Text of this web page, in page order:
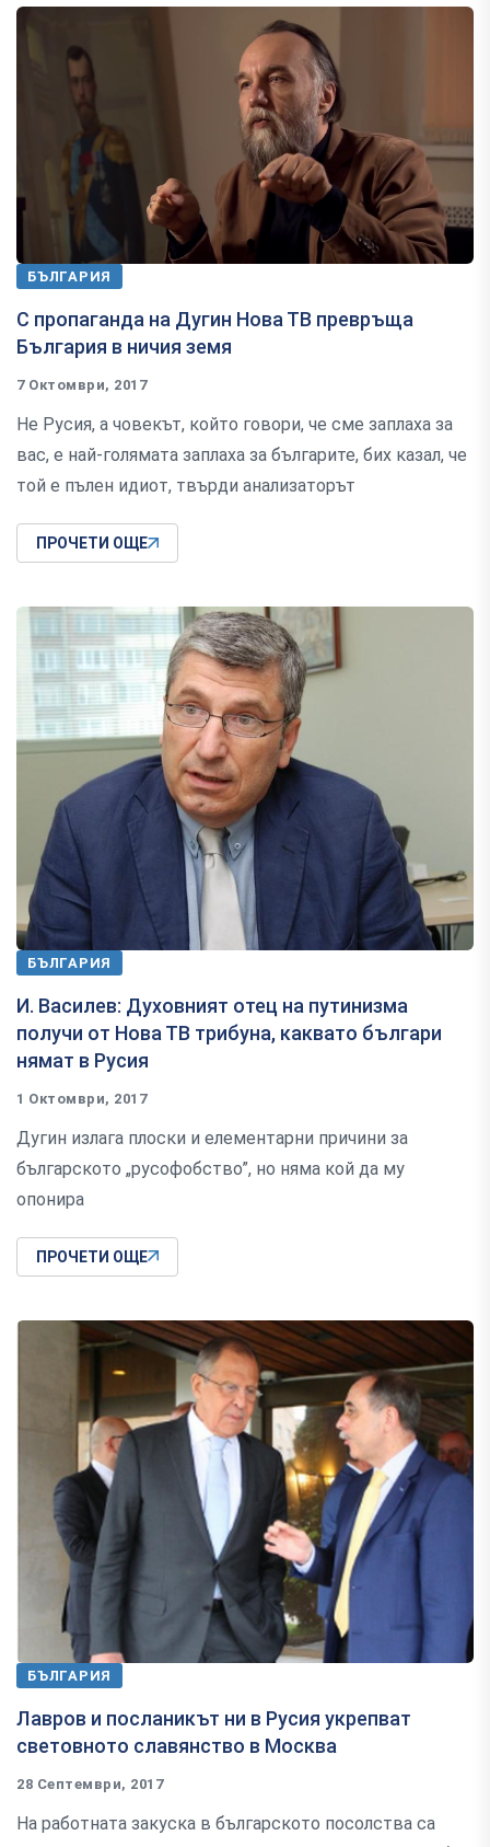
БЪЛГАРИЯ
С пропаганда на Дугин Нова ТВ превръща
България в ничия земя
7 Октомври, 2017
Не Русия, а човекът, който говори, че сме заплаха за
вас, е най-голямата заплаха за българите, бих казал, че
той е пълен идиот, твърди анализаторът
ПРОЧЕТИ ОЩЕ
БЪЛГАРИЯ
И. Василев: Духовният отец на путинизма
получи от Нова ТВ трибуна, каквато българи
нямат в Русия
1 Октомври, 2017
Дугин излага плоски и елементарни причини за
българското „русофобство”, но няма кой да му
опонира
ПРОЧЕТИ ОЩЕ
БЪЛГАРИЯ
Лавров и посланикът ни в Русия укрепват
световното славянство в Москва
28 Септември, 2017
На работната закуска в българското посолства са